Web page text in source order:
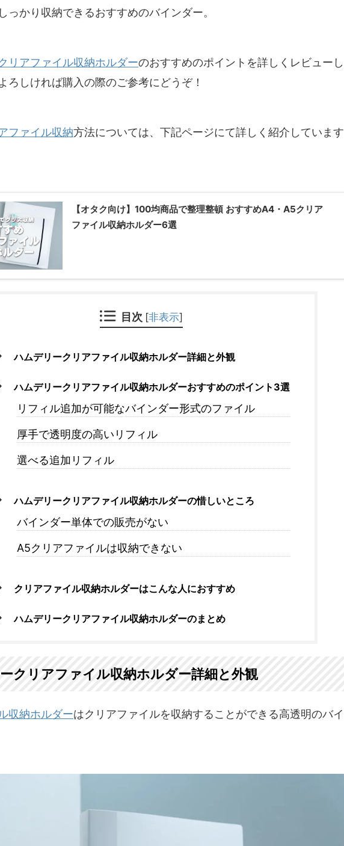
っかり収納できるおすすめのバインダー。
リアファイル収納ホルダーのおすすめのポイントを詳しくレビューし
ろしければ購入の際のご参考にどうぞ！
ファイル収納方法については、下記ページにて詳しく紹介しています
【オタク向け】100均商品で整理整頓 おすすめA4・A5クリア
ファイル収納ホルダー6選
目次 [非表示]
ハムデリークリアファイル収納ホルダー詳細と外観
ハムデリークリアファイル収納ホルダーおすすめのポイント3選
リフィル追加が可能なバインダー形式のファイル
厚手で透明度の高いリフィル
選べる追加リフィル
ハムデリークリアファイル収納ホルダーの惜しいところ
バインダー単体での販売がない
A5クリアファイルは収納できない
クリアファイル収納ホルダーはこんな人におすすめ
ハムデリークリアファイル収納ホルダーのまとめ
クリアファイル収納ホルダー詳細と外観
収納ホルダーはクリアファイルを収納することができる高透明のバイ